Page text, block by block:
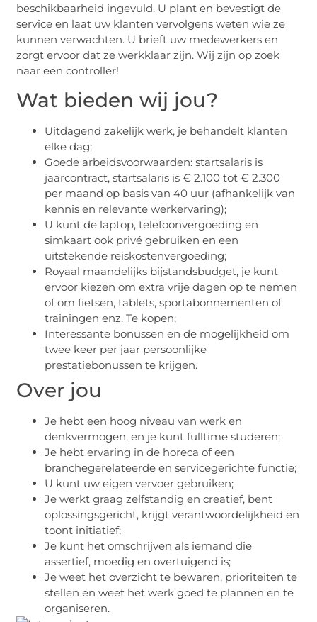
beschikbaarheid ingevuld. U plant en bevestigt de
service en laat uw klanten vervolgens weten wie ze
kunnen verwachten. U brieft uw medewerkers en
zorgt ervoor dat ze werkklaar zijn. Wij zijn op zoek
naar een controller!
Wat bieden wij jou?
Uitdagend zakelijk werk, je behandelt klanten
elke dag;
Goede arbeidsvoorwaarden: startsalaris is
jaarcontract, startsalaris is € 2.100 tot € 2.300
per maand op basis van 40 uur (afhankelijk van
kennis en relevante werkervaring);
U kunt de laptop, telefoonvergoeding en
simkaart ook privé gebruiken en een
uitstekende reiskostenvergoeding;
Royaal maandelijks bijstandsbudget, je kunt
ervoor kiezen om extra vrije dagen op te nemen
of om fietsen, tablets, sportabonnementen of
trainingen enz. Te kopen;
Interessante bonussen en de mogelijkheid om
twee keer per jaar persoonlijke
prestatiebonussen te krijgen.
Over jou
Je hebt een hoog niveau van werk en
denkvermogen, en je kunt fulltime studeren;
Je hebt ervaring in de horeca of een
branchegerelateerde en servicegerichte functie;
U kunt uw eigen vervoer gebruiken;
Je werkt graag zelfstandig en creatief, bent
oplossingsgericht, krijgt verantwoordelijkheid en
toont initiatief;
Je kunt het omschrijven als iemand die
assertief, moedig en overtuigend is;
Je weet het overzicht te bewaren, prioriteiten te
stellen en weet het werk goed te plannen en te
organiseren.